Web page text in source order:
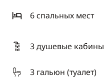
6 спальныx мест
3 душевые кабины
3 гальюн (туалет)